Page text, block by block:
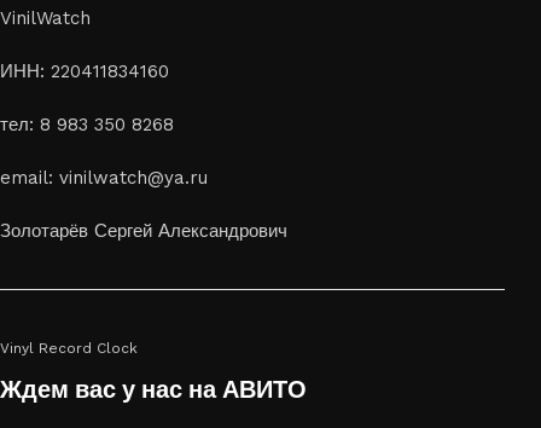
VinilWatch
ИНН: 220411834160
тел: 8 983 350 8268
email: vinilwatch@ya.ru
Золотарёв Сергей Александрович
Vinyl Record Clock
Ждем вас у нас на АВИТО